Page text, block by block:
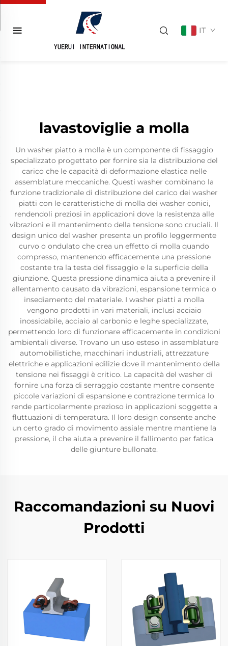
IT
lavastoviglie a molla
Un washer piatto a molla è un componente di fissaggio
specializzato progettato per fornire sia la distribuzione del
carico che le capacità di deformazione elastica nelle
assemblature meccaniche. Questi washer combinano la
funzione tradizionale di distribuzione del carico dei washer
piatti con le caratteristiche di molla dei washer conici,
rendendoli preziosi in applicazioni dove la resistenza alle
vibrazioni e il mantenimento della tensione sono cruciali. Il
design unico del washer presenta un profilo leggermente
curvo o ondulato che crea un effetto di molla quando
compresso, mantenendo efficacemente una pressione
costante tra la testa del fissaggio e la superficie della
giunzione. Questa pressione dinamica aiuta a prevenire il
allentamento causato da vibrazioni, espansione termica o
insediamento del materiale. I washer piatti a molla
vengono prodotti in vari materiali, inclusi acciaio
inossidabile, acciaio al carbonio e leghe specializzate,
permettendo loro di funzionare efficacemente in condizioni
ambientali diverse. Trovano un uso esteso in assemblature
automobilistiche, macchinari industriali, attrezzature
elettriche e applicazioni edilizie dove il mantenimento della
tensione nei fissaggi è critico. La capacità del washer di
fornire una forza di serraggio costante mentre consente
piccole variazioni di espansione e contrazione termica lo
rende particolarmente prezioso in applicazioni soggette a
fluttuazioni di temperatura. Il loro design consente anche
un certo grado di movimento assiale mentre mantiene la
pressione, il che aiuta a prevenire il fallimento per fatica
delle giunture bullonate.
Raccomandazioni su Nuovi
Prodotti